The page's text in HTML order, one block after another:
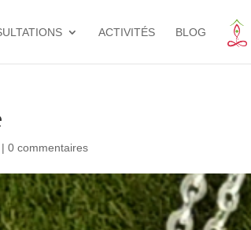
ACTIVITÉS BLOG
|0 commentaires